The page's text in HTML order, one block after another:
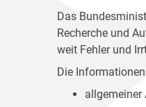
Das
Recherche und
weit Fehler und
Die
allgemeiner